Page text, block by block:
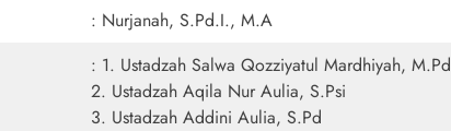
: Nurjanah, S.Pd.I., M.A
: 1. Ustadzah Salwa Qozziyatul Mardhiyah, M.Pd
2. Ustadzah Aqila Nur Aulia, S.Psi
3. Ustadzah Addini Aulia, S.Pd